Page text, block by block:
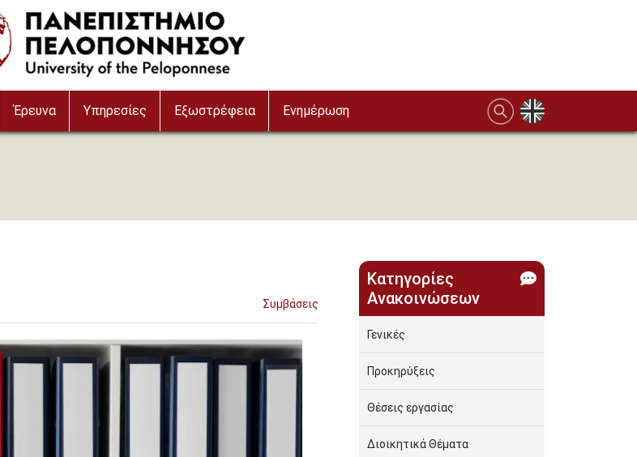
Έρευνα Υπηρεσίες Εξωστρέφεια Ενημέρωση
Συμβάσεις
Κατηγορίες
Ανακοινώσεων
Γενικές
Προκηρύξεις
Θέσεις εργασίας
Διοικητικά Θέματα